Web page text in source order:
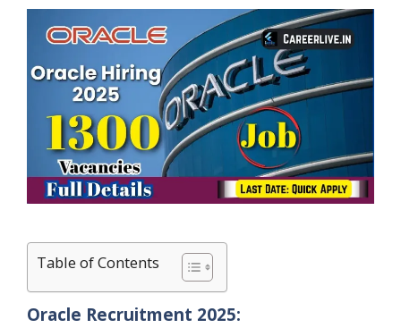
Table of Contents
Oracle Recruitment 2025: